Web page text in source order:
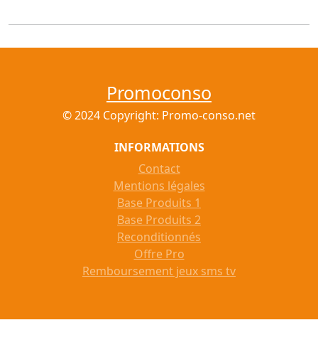
Promoconso
© 2024 Copyright: Promo-conso.net
INFORMATIONS
Contact
Mentions légales
Base Produits 1
Base Produits 2
Reconditionnés
Offre Pro
Remboursement jeux sms tv